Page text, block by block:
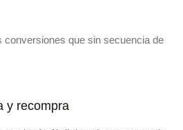
conversiones que sin secuencia de
y recompra